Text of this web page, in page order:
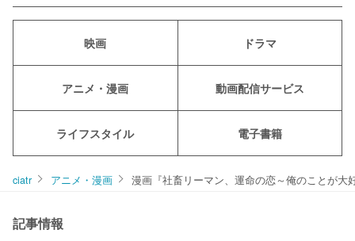
映画 ドラマ
アニメ・漫画 動画配信サービス
ライフスタイル 電子書籍
ciatr アニメ・漫画 漫画『社畜リーマン、運命の恋～俺のことが
記事情報